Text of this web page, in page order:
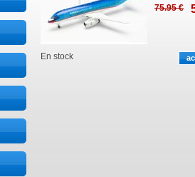
75.95 €
En stock